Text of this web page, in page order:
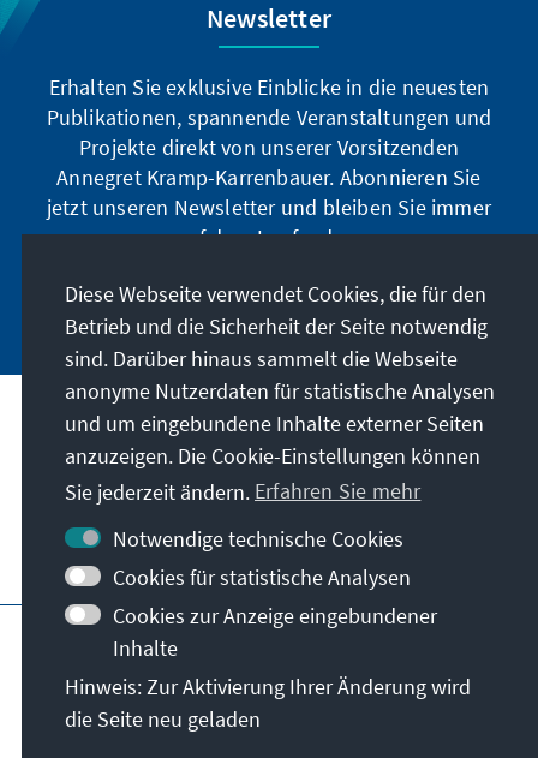
Newsletter
Erhalten Sie exklusive Einblicke in die neuesten
Publikationen, spannende Veranstaltungen und
Projekte direkt von unserer Vorsitzenden
Annegret Kramp-Karrenbauer. Abonnieren Sie
jetzt unseren Newsletter und bleiben Sie immer
auf dem Laufenden.
Jetzt abonnieren
Unser Auftrag
Kontakt
Weitere Angebote der Stiftung
Impressum
Datenschutz
Nutzungsbedingungen
Erklärung zur Barrierefreiheit
Barriere melden
Sitemap
Diese Webseite verwendet Cookies, die für den
Betrieb und die Sicherheit der Seite notwendig
sind. Darüber hinaus sammelt die Webseite
anonyme Nutzerdaten für statistische Analysen
und um eingebundene Inhalte externer Seiten
anzuzeigen. Die Cookie-Einstellungen können
Sie jederzeit ändern. Erfahren Sie mehr
Notwendige technische Cookies
Cookies für statistische Analysen
Cookies zur Anzeige eingebundener
Inhalte
Hinweis: Zur Aktivierung Ihrer Änderung wird
die Seite neu geladen